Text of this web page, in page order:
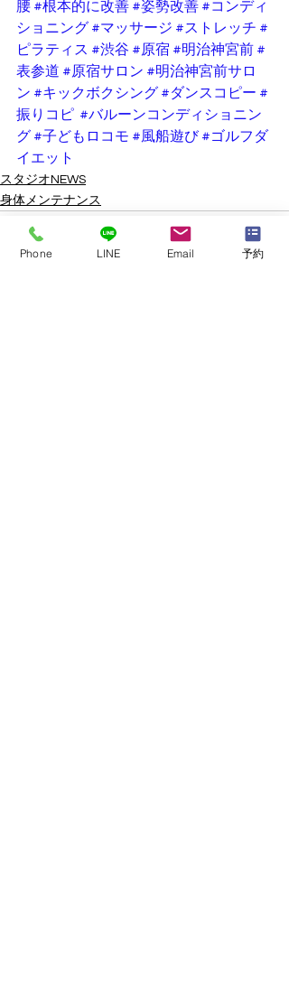
腰 #根本的に改善 #姿勢改善 #コンディ
ショニング #マッサージ #ストレッチ #
ピラティス #渋谷 #原宿 #明治神宮前 #
表参道 #原宿サロン #明治神宮前サロ
ン #キックボクシング #ダンスコピー #
振りコピ #バルーンコンディショニン
グ #子どもロコモ #風船遊び #ゴルフダ
イエット
スタジオNEWS
身体メンテナンス
Phone LINE Email 予約